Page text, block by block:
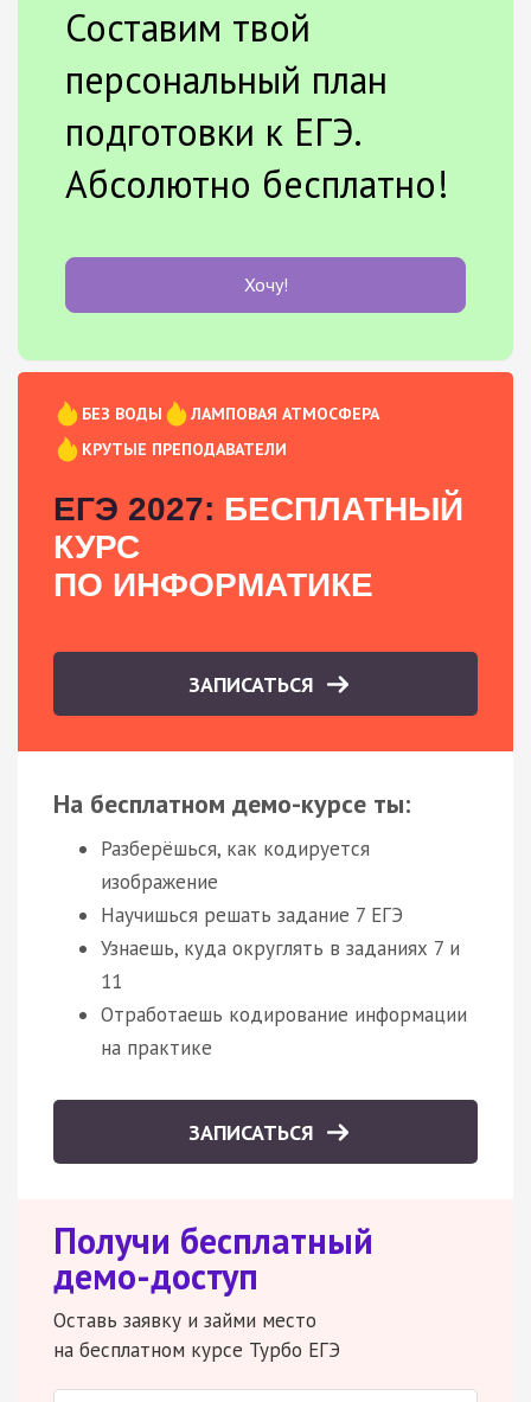
Составим твой
персональный план
подготовки к ЕГЭ.
Абсолютно бесплатно!
Хочу!
БЕЗ ВОДЫ
ЛАМПОВАЯ АТМОСФЕРА
КРУТЫЕ ПРЕПОДАВАТЕЛИ
ЕГЭ 2027: БЕСПЛАТНЫЙ
КУРС
ПО ИНФОРМАТИКЕ
ЗАПИСАТЬСЯ
На бесплатном демо-курсе ты:
Разберёшься, как кодируется
изображение
Научишься решать задание 7 ЕГЭ
Узнаешь, куда округлять в заданиях 7 и
11
Отработаешь кодирование информации
на практике
ЗАПИСАТЬСЯ
Получи бесплатный
демо-доступ
Оставь заявку и займи место
на бесплатном курсе Турбо ЕГЭ